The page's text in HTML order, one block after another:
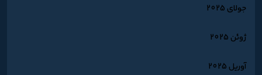
جولای 2025
ژوئن 2025
آوریل 2025